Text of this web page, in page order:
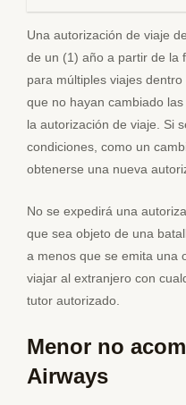
Una autorización de viaje
de un (1) año a partir de la
para múltiples viajes
que no hayan cambiado
la autorización de viaje. Si
condiciones, como un
obtenerse una nueva
No se expedirá una
que sea objeto de una
a menos que se emita una
viajar al extranjero con
tutor autorizado.
Menor no
Airways